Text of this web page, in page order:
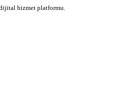
hizmet platformu.